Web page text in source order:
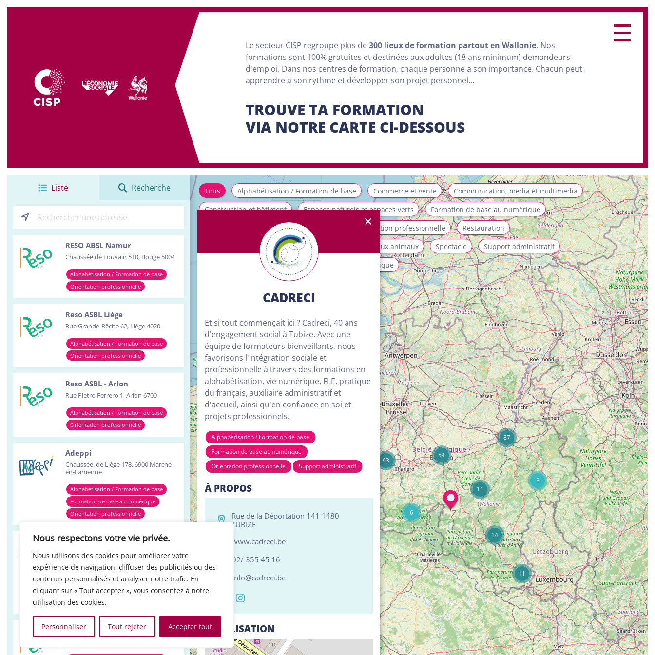
Nous respectons votre vie privée.
Nous utilisons des cookies pour améliorer votre
expérience de navigation, diffuser des publicités ou des
contenus personnalisés et analyser notre trafic. En
cliquant sur « Tout accepter », vous consentez à notre
utilisation des cookies.
Personnaliser Tout rejeter Accepter tout
Le secteur CISP regroupe plus de300 lieux de formation partout en Wallonie. Nos
formations sont 100% gratuites et destinées aux adultes (18 ans minimum) demandeurs
d'emploi. Dans nos centres de formation, chaque personne a son importance. Chacun peut
apprendre à son rythme et développer son projet personnel…
TROUVE TA FORMATION
VIA NOTRE CARTE CI-DESSOUS
Liste Recherche
RESO ABSL Namur
Chaussée de Louvain 510, Bouge 5004
Alphabétisation / Formation de base
Orientation professionnelle
Reso ASBL Liège
Rue Grande-Bêche 62, Liège 4020
Alphabétisation / Formation de base
Orientation professionnelle
Reso ASBL - Arlon
Rue Pietro Ferrero 1, Arlon 6700
Alphabétisation / Formation de base
Orientation professionnelle
Adeppi
Chaussée. de Liège 178, 6900 Marche-
en-Famenne
Alphabétisation / Formation de base
Formation de base au numérique
Orientation professionnelle
Adeppi
Avenue de l'Europe 1A, 7903 Leuze-en-
Hainaut
Alphabétisation / Formation de base
Formation de base au numérique
Orientation professionnelle
Réso ASBL Verviers
Tous Alphabétisation / Formation de base Commerce et vente
Communication, media et multimedia
Construction et bâtiment
Espaces naturels et espaces verts
Formation de base au numérique
Installation et maintenance
Orientation professionnelle
Restauration
Services aux personnes et à la collectivité
Soins aux animaux Spectacle
Support administratif
Tourisme, loisirs et animation
Transport et logistique
3
14
11
6
11
54
93
87
−
CADRECI
Et si tout commençait ici ? Cadreci, 40 ans
d'engagement social à Tubize. Avec une
équipe de formateurs bienveillants, nous
favorisons l'intégration sociale et
professionnelle à travers des formations en
alphabétisation, vie numérique, FLE, pratique
du français, auxiliaire administratif et
d'accueil, ainsi qu'en confiance en soi et
projets professionnels.
Alphabétisation / Formation de base
Formation de base au numérique
Orientation professionnelle
Support administratif
À PROPOS
Rue de la Déportation 141 1480
TUBIZE
www.cadreci.be
02/ 355 45 16
info@cadreci.be
LOCALISATION
+
−